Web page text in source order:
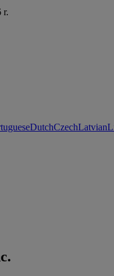
r.
DutchCzechLatvian